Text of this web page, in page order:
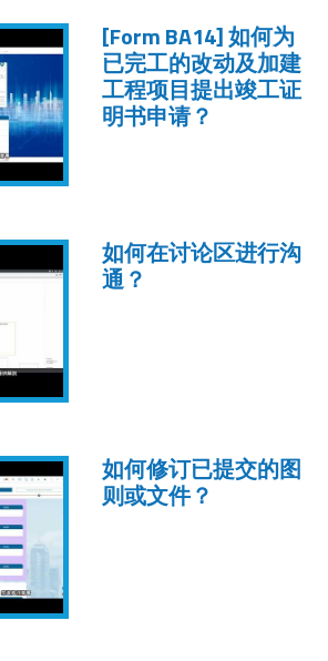
[Form BA14]如何为
已完工的改动及加建
工程项目提出竣工证
明书申请？
如何在讨论区进行沟
通？
如何修订已提交的图
则或文件？